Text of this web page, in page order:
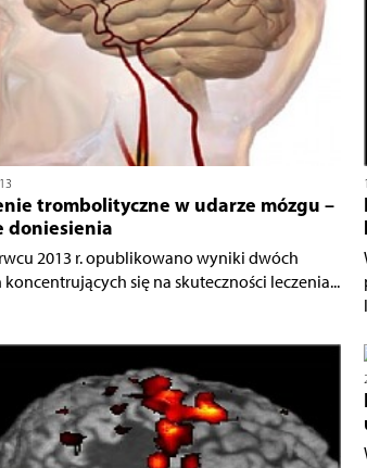
trombolityczne w udarze mózgu –
doniesienia
2013 r. opublikowano wyniki dwóch
koncentrujących się na skuteczności leczenia...